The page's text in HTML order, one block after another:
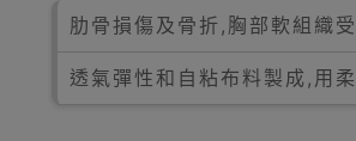
肋骨損傷及骨折,胸部軟組織
透氣彈性和自粘布料製成,用